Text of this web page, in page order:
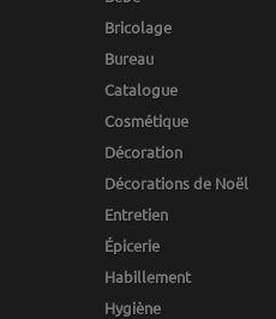
Bricolage
Bureau
Catalogue
Cosmétique
Décoration
Décorations de Noël
Entretien
Épicerie
Habillement
Hygiène